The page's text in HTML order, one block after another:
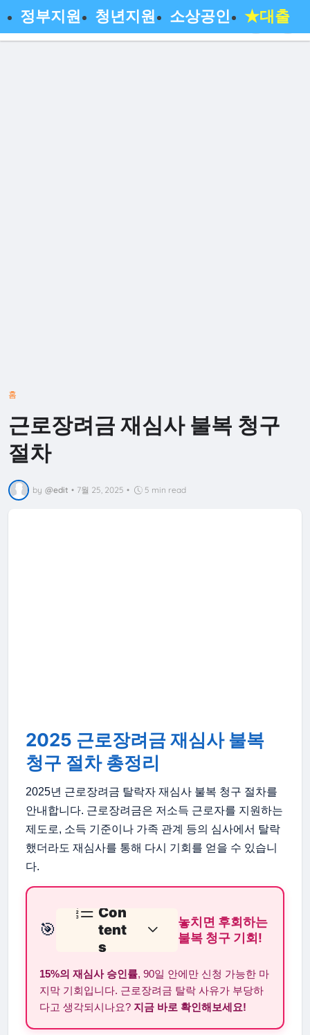
돌려받기 신청
홈
근로장려금 재심사 불복 청구
절차
by @edit • 7월 25, 2025 • 5 min read
정부지원 청년지원 소상공인 ★대출
2025 근로장려금 재심사 불복
청구 절차 총정리
2025년 근로장려금 탈락자 재심사 불복 청구 절차를
안내합니다. 근로장려금은 저소득 근로자를 지원하는
제도로, 소득 기준이나 가족 관계 등의 심사에서 탈락
했더라도 재심사를 통해 다시 기회를 얻을 수 있습니
다.
🎯
Con
tent
s
놓치면 후회하는
불복 청구 기회!
15%의 재심사 승인률, 90일 안에만 신청 가능한 마
지막 기회입니다. 근로장려금 탈락 사유가 부당하
다고 생각되시나요? 지금 바로 확인해보세요!